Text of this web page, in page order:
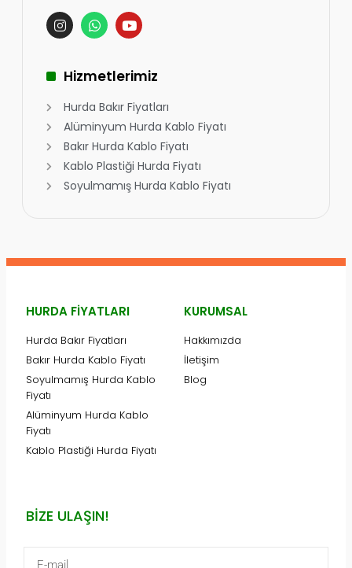
Hizmetlerimiz
Hurda Bakır Fiyatları
Alüminyum Hurda Kablo Fiyatı
Bakır Hurda Kablo Fiyatı
Kablo Plastiği Hurda Fiyatı
Soyulmamış Hurda Kablo Fiyatı
HURDA FIYATLARI
Hurda Bakır Fiyatları
Bakır Hurda Kablo Fiyatı
Soyulmamış Hurda Kablo
Fiyatı
Alüminyum Hurda Kablo
Fiyatı
Kablo Plastiği Hurda Fiyatı
KURUMSAL
Hakkımızda
İletişim
Blog
BIZE ULAŞIN!